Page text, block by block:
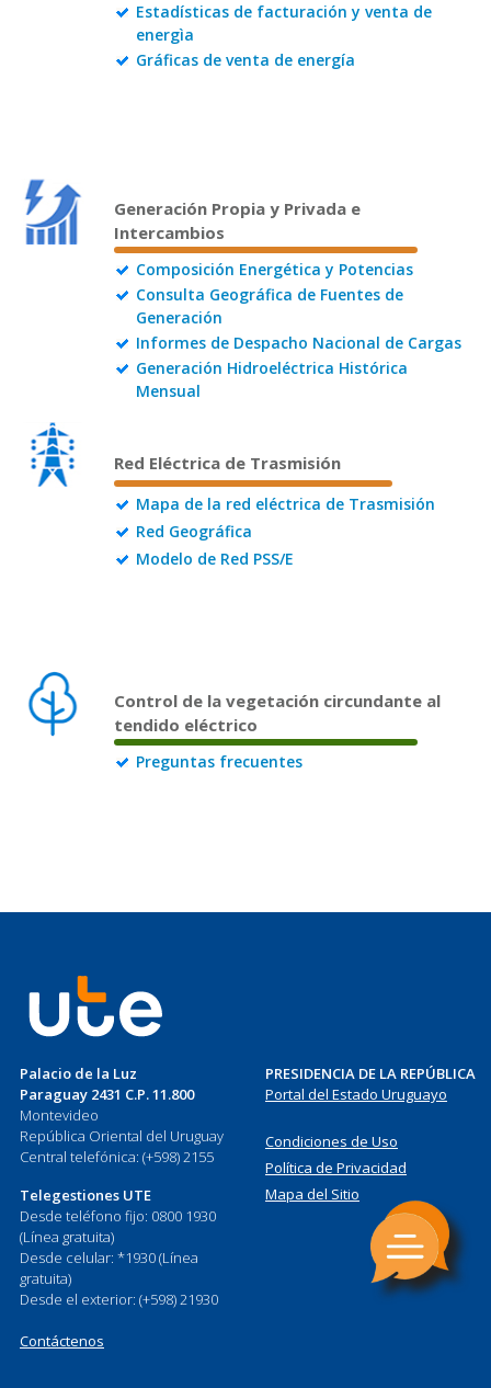
Estadísticas de facturación y venta de
energìa
Gráficas de venta de energía
Generación Propia y Privada e
Intercambios
Composición Energética y Potencias
Consulta Geográfica de Fuentes de
Generación
Informes de Despacho Nacional de Cargas
Generación Hidroeléctrica Histórica
Mensual
Red Eléctrica de Trasmisión
Mapa de la red eléctrica de Trasmisión
Red Geográfica
Modelo de Red PSS/E
Control de la vegetación circundante al
tendido eléctrico
Preguntas frecuentes
Palacio de la Luz
Paraguay 2431 C.P. 11.800
Montevideo
República Oriental del Uruguay
Central telefónica: (+598) 2155
Telegestiones UTE
Desde teléfono fijo: 0800 1930
(Línea gratuita)
Desde celular: *1930 (Línea
gratuita)
Desde el exterior: (+598) 21930
Contáctenos
PRESIDENCIA DE LA REPÚBLICA
Portal del Estado Uruguayo
Condiciones de Uso
Política de Privacidad
Mapa del Sitio